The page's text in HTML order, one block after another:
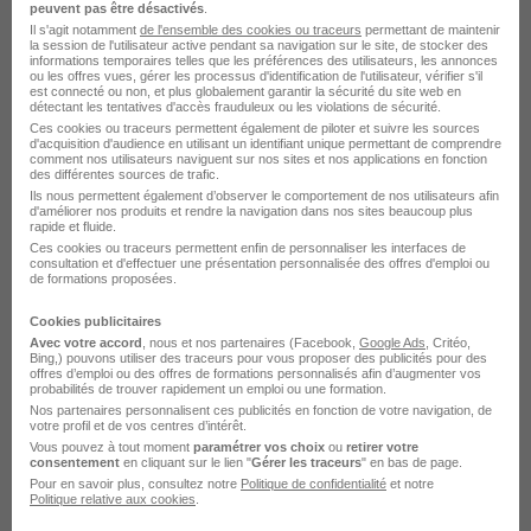
production
Alternance par métiers similaires
Alternance Responsable de production
Alternance Gestionnaire de production
Alternance Chef de fabrication
Alternance Coordinateur de production
Alternance Chef d'équipe production
peuvent pas être désactivés
Il s'agit notamment de l'ensemble des cookies ou traceurs permettant de maintenir
la session de l'utilisateur active pendant sa navigation sur le site, de stocker des
informations temporaires telles que les préférences des utilisateurs, les annonces
ou les offres vues, gérer les processus d'identification de l'utilisateur, vérifier s'il
est connecté ou non, et plus globalement garantir la sécurité du site web en
détectant les tentatives d'accès frauduleux ou les violations de sécurité.
Ces cookies ou traceurs permettent également de piloter et suivre les sources
d'acquisition d'audience en utilisant un identifiant unique permettant de comprendre
comment nos utilisateurs naviguent sur nos sites et nos applications en fonction
des différentes sources de trafic.
Ils nous permettent également d’observer le comportement de nos utilisateurs afin
d'améliorer nos produits et rendre la navigation dans nos sites beaucoup plus
rapide et fluide.
Ces cookies ou traceurs permettent enfin de personnaliser les interfaces de
consultation et d'effectuer une présentation personnalisée des offres d'emploi ou
de formations proposées.
Cookies publicitaires
Avec votre accord , nous et nos partenaires (Facebook, Google Ads , Critéo,
Bing,) pouvons utiliser des traceurs pour vous proposer des publicités pour des
offres d’emploi ou des offres de formations personnalisés afin d’augmenter vos
probabilités de trouver rapidement un emploi ou une formation.
Nos partenaires personnalisent ces publicités en fonction de votre navigation, de
votre profil et de vos centres d’intérêt.
Vous pouvez à tout moment paramétrer vos choix ou retirer votre
consentement en cliquant sur le lien "Gérer les traceurs" en bas de page.
Pour en savoir plus, consultez notre Politique de confidentialité et notre
Politique relative aux cookies